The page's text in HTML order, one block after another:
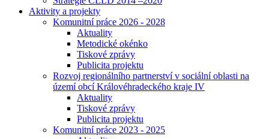
Aktivity a projekty
Komunitní práce 2026 - 2028
Aktuality
Metodické okénko
Tiskové zprávy
Publicita projektu
Rozvoj regionálního partnerství v sociální oblasti na
území obcí Královéhradeckého kraje IV
Aktuality
Tiskové zprávy
Publicita projektu
Komunitní práce 2023 - 2025